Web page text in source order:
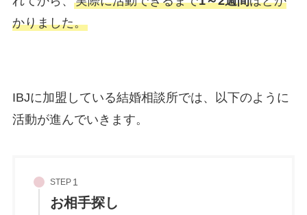
かりました。
IBJに加盟している結婚相談所では、以下のように
活動が進んでいきます。
STEP
お相手探し